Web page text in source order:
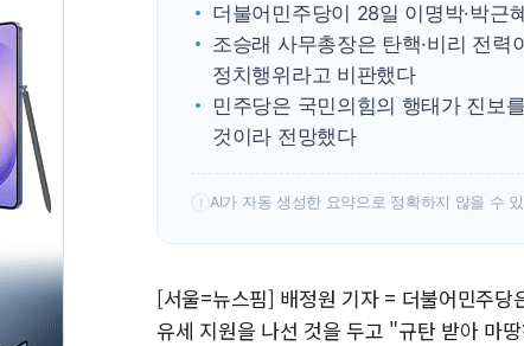
더불어민주당이 28일 이명박·박근
조승래 사무총장은 탄핵·비리 전
정치행위라고 비판했다
민주당은 국민의힘의 행태가 진보
것이라 전망했다
! AI가 자동 생성한 요약으로 정확하지 않을 수
[서울=뉴스핌] 배정원 기자 = 더불어민주당
유세 지원을 나선 것을 두고 "규탄 받아 마